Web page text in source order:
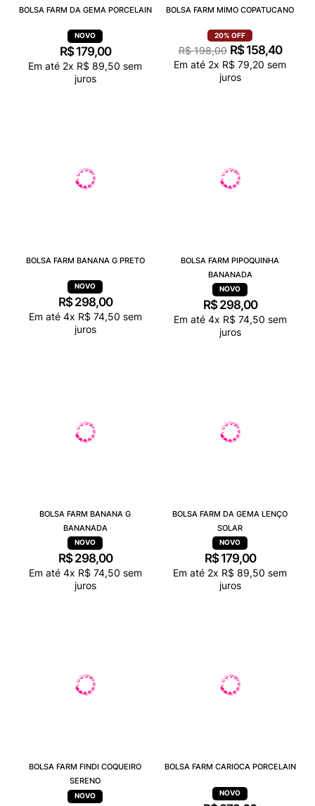
BOLSA FARM DA GEMA PORCELAIN
R$ 179,00
Em até 2x R$ 89,50 sem
juros
BOLSA FARM MIMO COPATUCANO
20% OFF
R$ 198,00 R$ 158,40
Em até 2x R$ 79,20 sem
juros
BOLSA FARM BANANA G PRETO
R$ 298,00
Em até 4x R$ 74,50 sem
juros
BOLSA FARM PIPOQUINHA
BANANADA
R$ 298,00
Em até 4x R$ 74,50 sem
juros
BOLSA FARM BANANA G
BANANADA
R$ 298,00
Em até 4x R$ 74,50 sem
juros
BOLSA FARM DA GEMA LENÇO
SOLAR
R$ 179,00
Em até 2x R$ 89,50 sem
juros
BOLSA FARM FINDI COQUEIRO
SERENO
BOLSA FARM CARIOCA PORCELAIN